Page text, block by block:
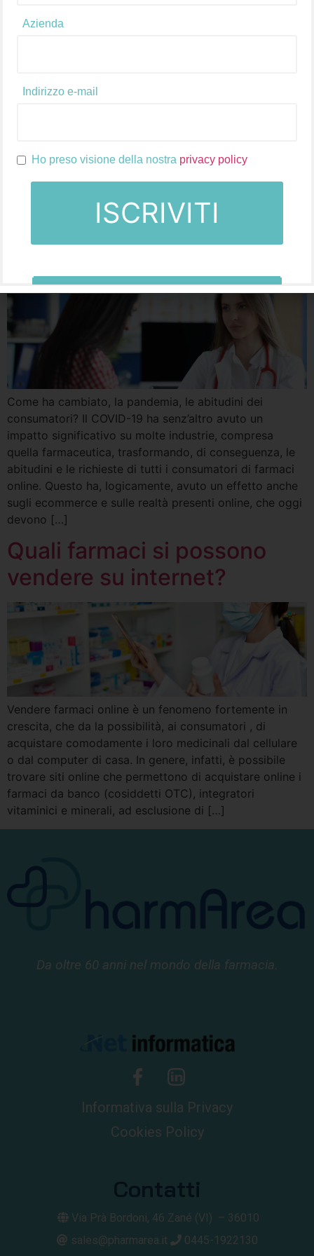
di fare analisi del sell-out in modo rapido ed efficiente.
le opportunità di crescita del proprio business in modo
semplice e veloce. Il sell-out è uno degli indicatori […]
Come sono cambiati i
consumatori post-
pandemia
Come ha cambiato, la pandemia, le abitudini dei
consumatori? Il COVID-19 ha senz’altro avuto un
impatto significativo su molte industrie, compresa
quella farmaceutica, trasformando, di conseguenza, le
abitudini e le richieste di tutti i consumatori di farmaci
online. Questo ha, logicamente, avuto un effetto anche
sugli ecommerce e sulle realtà presenti online, che oggi
devono […]
Quali farmaci si possono
vendere su internet?
Vendere farmaci online è un fenomeno fortemente in
crescita, che da la possibilità, ai consumatori , di
acquistare comodamente i loro medicinali dal cellulare
o dal computer di casa. In genere, infatti, è possibile
trovare siti online che permettono di acquistare online i
farmaci da banco (cosiddetti OTC), integratori
vitaminici e minerali, ad esclusione di […]
Da oltre 60 anni nel mondo della farmacia.
Informativa sulla Privacy
Cookies Policy
Via Prà Bordoni, 46 Zané (VI) – 36010
sales@pharmarea.it
0445-1922130
Azienda
Indirizzo e-mail
Ho preso visione della nostra privacy policy